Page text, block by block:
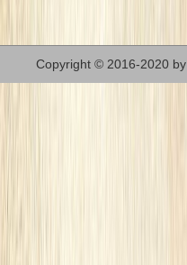
Copyright © 2016-2020 by